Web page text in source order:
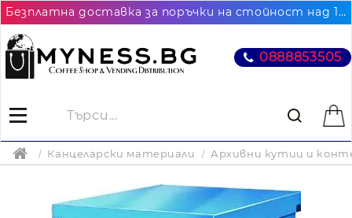
Безплатна доставка за поръчки на стойност над 102.26€ / 200лв. до най-близкия до Вас офис на Еконт
0888853505
Канцеларски материали Архивни кутии и